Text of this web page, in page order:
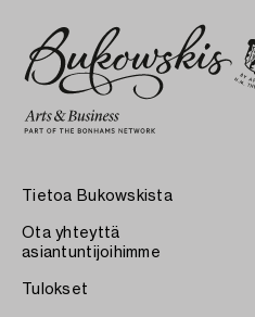
Tietoa Bukowskista
Ota yhteyttä
asiantuntijoihimme
Tulokset